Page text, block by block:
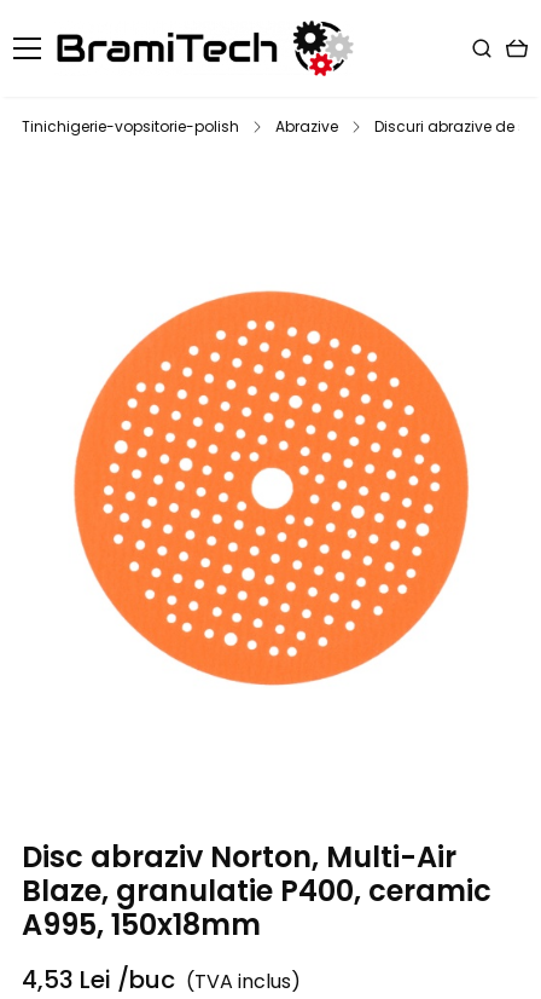
Tinichigerie-vopsitorie-polish Abrazive Discuri abrazive de
Disc abraziv Norton, Multi-Air
Blaze, granulatie P400, ceramic
A995, 150x18mm
4,53 Lei /buc (TVA inclus)